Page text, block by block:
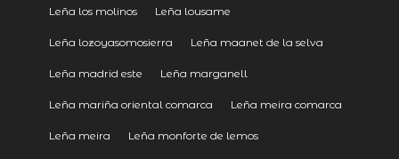
Leña los molinos Leña lousame
Leña lozoyasomosierra Leña maanet de la selva
Leña madrid este Leña marganell
Leña mariña oriental comarca Leña meira comarca
Leña meira Leña monforte de lemos